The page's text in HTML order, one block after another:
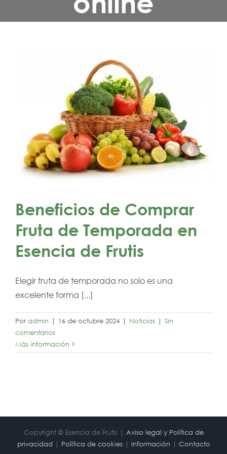
Beneficios de Comprar
Fruta de Temporada en
Esencia de Frutis
Elegir fruta de temporada no solo es una
excelente forma [...]
Por admin | 16 de octubre 2024 | Noticias | Sin
comentarios
Más información
Copyright © Esencia de Frutis | Aviso legal y Política de
privacidad | Política de cookies| Información | Contacto